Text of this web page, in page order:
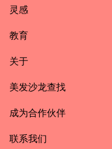
灵感
教育
关于
美发沙龙查找
成为合作伙伴
联系我们